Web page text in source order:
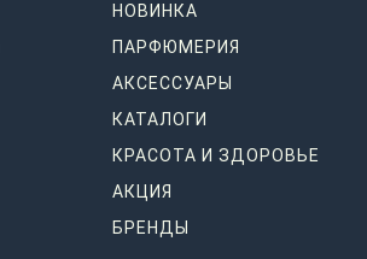
НОВИНКА
ПАРФЮМЕРИЯ
АКСЕССУАРЫ
КАТАЛОГИ
КРАСОТА И ЗДОРОВЬЕ
АКЦИЯ
БРЕНДЫ